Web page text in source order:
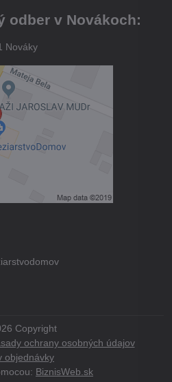
odber v Novákoch:
Nováky
Copyright
ochrany osobných údajov
objednávky
BiznisWeb.sk